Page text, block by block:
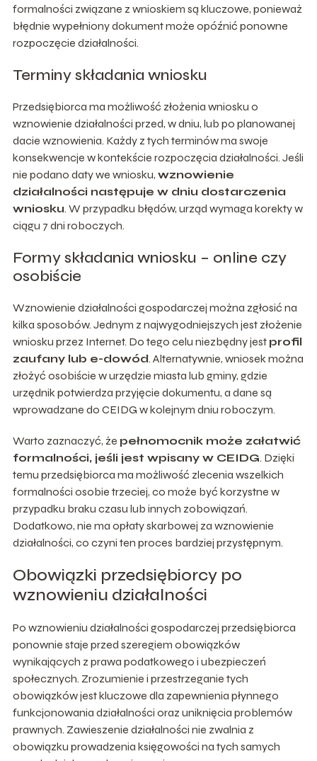
formalności związane z wnioskiem są kluczowe, ponieważ
błędnie wypełniony dokument może opóźnić ponowne
rozpoczęcie działalności.
Terminy składania wniosku
Przedsiębiorca ma możliwość złożenia wniosku o
wznowienie działalności przed, w dniu, lub po planowanej
dacie wznowienia. Każdy z tych terminów ma swoje
konsekwencje w kontekście rozpoczęcia działalności. Jeśli
nie podano daty we wniosku, wznowienie
działalności następuje w dniu dostarczenia
wniosku. W przypadku błędów, urząd wymaga korekty w
ciągu 7 dni roboczych.
Formy składania wniosku – online czy
osobiście
Wznowienie działalności gospodarczej można zgłosić na
kilka sposobów. Jednym z najwygodniejszych jest złożenie
wniosku przez Internet. Do tego celu niezbędny jest profil
zaufany lub e-dowód. Alternatywnie, wniosek można
złożyć osobiście w urzędzie miasta lub gminy, gdzie
urzędnik potwierdza przyjęcie dokumentu, a dane są
wprowadzane do CEIDG w kolejnym dniu roboczym.
Warto zaznaczyć, że pełnomocnik może załatwić
formalności, jeśli jest wpisany w CEIDG. Dzięki
temu przedsiębiorca ma możliwość zlecenia wszelkich
formalności osobie trzeciej, co może być korzystne w
przypadku braku czasu lub innych zobowiązań.
Dodatkowo, nie ma opłaty skarbowej za wznowienie
działalności, co czyni ten proces bardziej przystępnym.
Obowiązki przedsiębiorcy po
wznowieniu działalności
Po wznowieniu działalności gospodarczej przedsiębiorca
ponownie staje przed szeregiem obowiązków
wynikających z prawa podatkowego i ubezpieczeń
społecznych. Zrozumienie i przestrzeganie tych
obowiązków jest kluczowe dla zapewnienia płynnego
funkcjonowania działalności oraz uniknięcia problemów
prawnych. Zawieszenie działalności nie zwalnia z
obowiązku prowadzenia księgowości na tych samych